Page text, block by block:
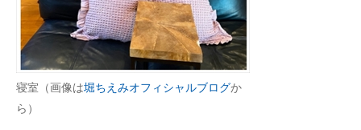
寝室（画像は堀ちえみオフィシャルブログか
ら）